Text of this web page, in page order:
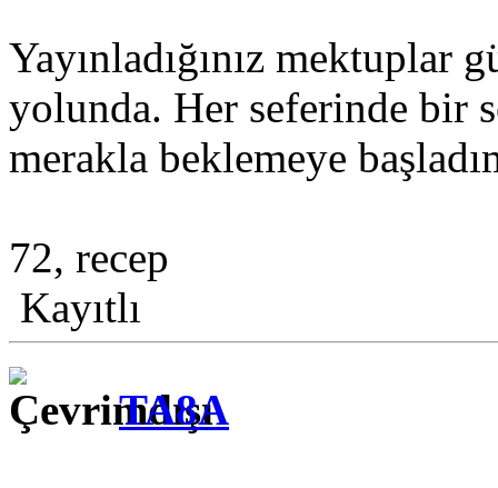
Yayınladığınız mektuplar
yolunda. Her seferinde bir
merakla beklemeye
72, recep
Kayıtlı
TA8A